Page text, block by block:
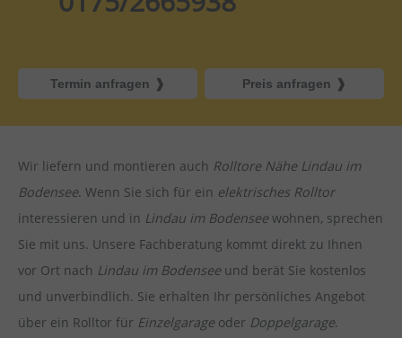
Termin anfragen Preis anfragen
Wir liefern und montieren auch Rolltore Nähe Lindau im
Bodensee. Wenn Sie sich für ein elektrisches Rolltor
interessieren und in Lindau im Bodenseewohnen, sprechen
Sie mit uns. Unsere Fachberatung kommt direkt zu Ihnen
vor Ort nach Lindau im Bodenseeund berät Sie kostenlos
und unverbindlich. Sie erhalten Ihr persönliches Angebot
über ein Rolltor für Einzelgarage oder Doppelgarage.